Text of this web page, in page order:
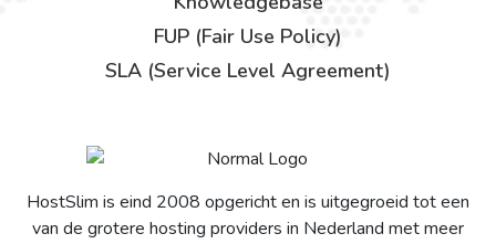
FUP (Fair Use Policy)
SLA (Service Level Agreement)
HostSlim is eind 2008 opgericht en is uitgegroeid tot een
van de grotere hosting providers in Nederland met meer